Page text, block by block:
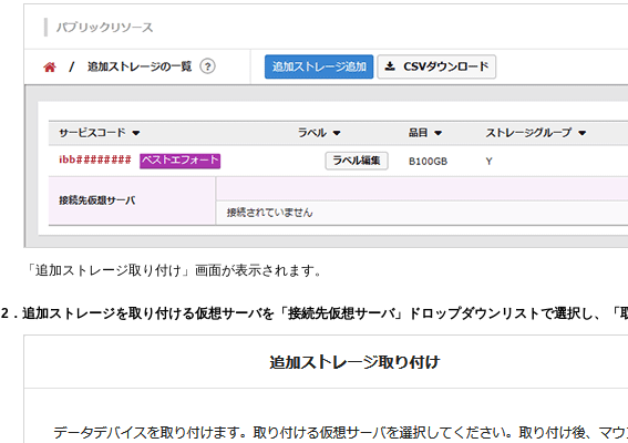
「追加ストレージ取り付け」画面が表示されます。
2．追加ストレージを取り付ける仮想サーバを「接続先仮想サーバ」ドロップダウンリストで選択し、